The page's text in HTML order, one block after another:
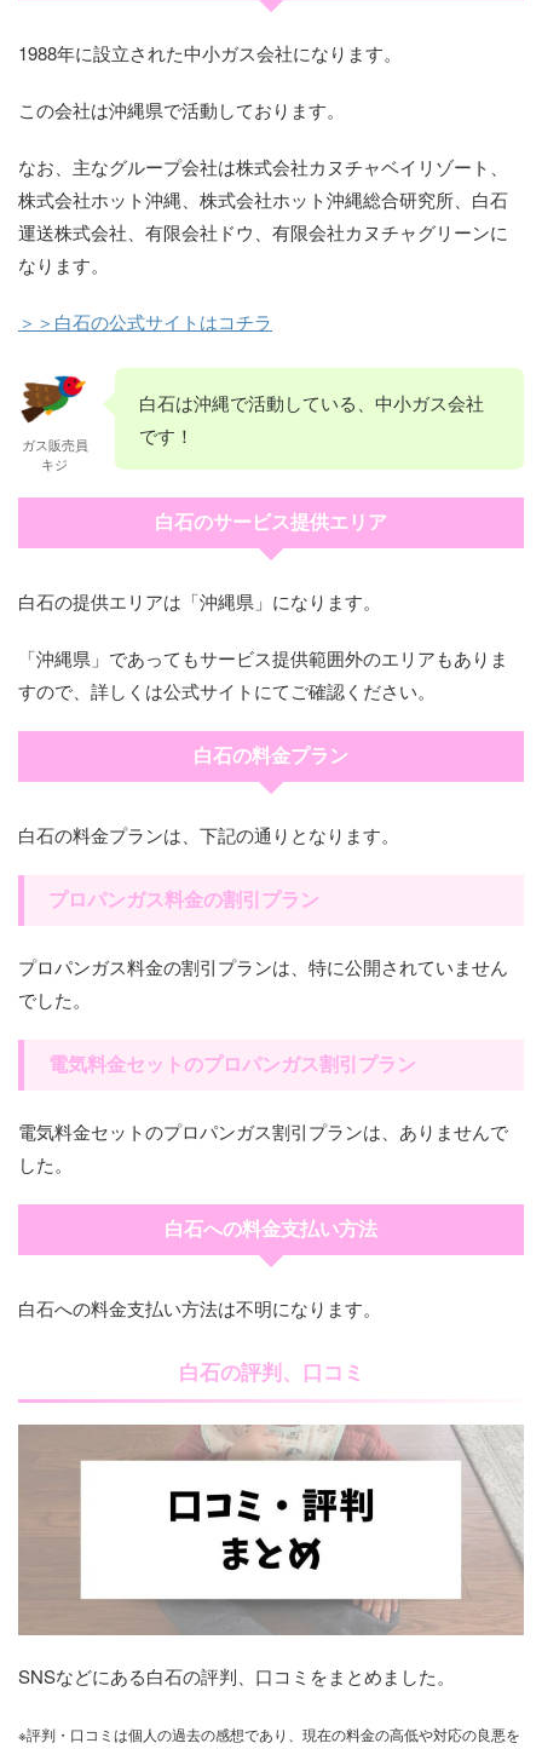
1988年に設立された中小ガス会社になります。
この会社は沖縄県で活動しております。
なお、主なグループ会社は株式会社カヌチャベイリゾート、
株式会社ホット沖縄、株式会社ホット沖縄総合研究所、白石
運送株式会社、有限会社ドウ、有限会社カヌチャグリーンに
なります。
＞＞白石の公式サイトはコチラ
ガス販売員
キジ
白石は沖縄で活動している、中小ガス会社
です！
白石のサービス提供エリア
白石の提供エリアは「沖縄県」になります。
「沖縄県」であってもサービス提供範囲外のエリアもありま
すので、詳しくは公式サイトにてご確認ください。
白石の料金プラン
白石の料金プランは、下記の通りとなります。
プロパンガス料金の割引プラン
プロパンガス料金の割引プランは、特に公開されていません
でした。
電気料金セットのプロパンガス割引プラン
電気料金セットのプロパンガス割引プランは、ありませんで
した。
白石への料金支払い方法
白石への料金支払い方法は不明になります。
白石の評判、口コミ
SNSなどにある白石の評判、口コミをまとめました。
※評判・口コミは個人の過去の感想であり、現在の料金の高低や対応の良悪を